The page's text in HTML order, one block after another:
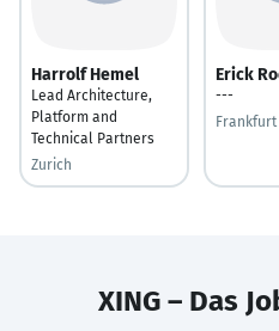
Harrolf Hemel
Lead Architecture,
Platform and
Technical Partners
Zurich
Erick
---
Frankfurt
XING – Das